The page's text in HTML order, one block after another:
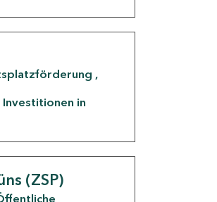
Investitionen in
(ZSP)